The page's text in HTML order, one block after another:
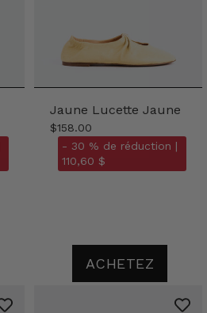
Jaune Lucette Jaune
$158.00
- 30 % de réduction |
110,60 $
ACHETEZ